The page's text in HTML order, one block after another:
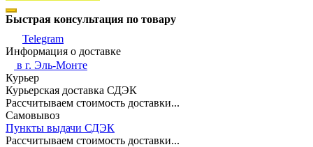
Быстрая консультация по товару
Telegram
Информация о доставке
в г. Эль-Монте
Курьер
Курьерская доставка СДЭК
Рассчитываем стоимость доставки...
Самовывоз
Пункты выдачи СДЭК
Рассчитываем стоимость доставки...